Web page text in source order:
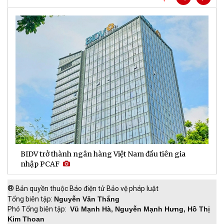
BIDV trở thành ngân hàng Việt Nam đầu tiên gia
nhập PCAF
® Bản quyền thuộc Báo điện tử Bảo vệ pháp luật
Tổng biên tập: Nguyễn Văn Thắng
Phó Tổng biên tập: Vũ Mạnh Hà, Nguyễn Mạnh Hưng, Hồ Thị
Kim Thoan